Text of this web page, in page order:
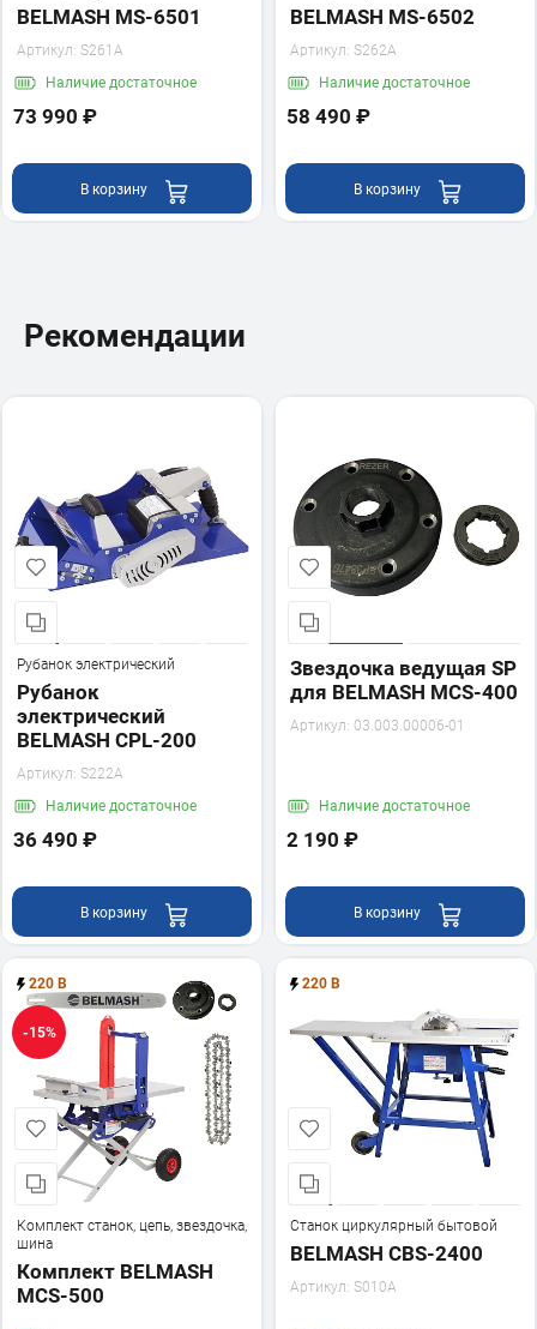
BELMASH MS-6501
Артикул: S261A
Наличие достаточное
73 990 ₽
В корзину
BELMASH MS-6502
Артикул: S262A
Наличие достаточное
58 490 ₽
В корзину
Рекомендации
Рубанок электрический
Рубанок
электрический
BELMASH CPL-200
Артикул: S222A
Наличие достаточное
36 490 ₽
В корзину
Звездочка ведущая SP
для BELMASH MCS-400
Артикул: 03.003.00006-01
Наличие достаточное
2 190 ₽
В корзину
220 В
-15%
Комплект станок, цепь, звездочка,
шина
Комплект BELMASH
MCS-500
220 В
Станок циркулярный бытовой
BELMASH CBS-2400
Артикул: S010A